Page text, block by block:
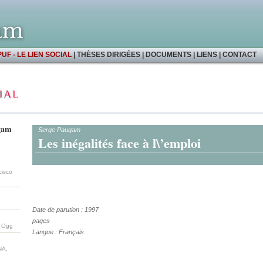
- LE LIEN SOCIAL|THÈSES DIRIGÉES|DOCUMENTS|LIENS|CONTACT
Serge Paugam
Les inégalités face à l\’emploi
Date de parution : 1997
pages
Langue : Français